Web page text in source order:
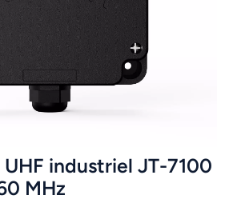
한국어
Türk
Melayu
UHF industriel JT-7100
MHz